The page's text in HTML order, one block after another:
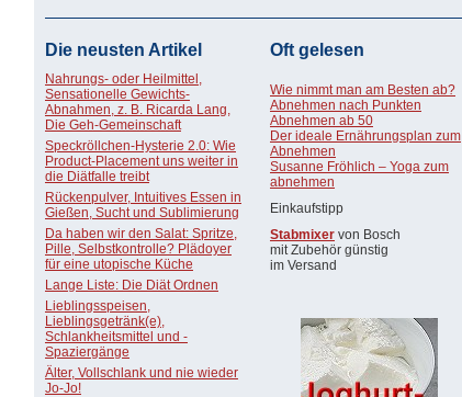
Die neusten Artikel
Nahrungs- oder Heilmittel,
Sensationelle Gewichts-
Abnahmen, z. B. Ricarda Lang,
Die Geh-Gemeinschaft
Speckröllchen-Hysterie 2.0: Wie
Product-Placement uns weiter in
die Diätfalle treibt
Rückenpulver, Intuitives Essen in
Gießen, Sucht und Sublimierung
Da haben wir den Salat: Spritze,
Pille, Selbstkontrolle? Plädoyer
für eine utopische Küche
Lange Liste: Die Diät Ordnen
Lieblingsspeisen,
Lieblingsgetränk(e),
Schlankheitsmittel und -
Spaziergänge
Älter, Vollschlank und nie wieder
Jo-Jo!
Oft gelesen
Wie nimmt man am Besten ab?
Abnehmen nach Punkten
Abnehmen ab 50
Der ideale Ernährungsplan zum
Abnehmen
Susanne Fröhlich – Yoga zum
abnehmen
Einkaufstipp
Stabmixer von Bosch
mit Zubehör günstig
im Versand